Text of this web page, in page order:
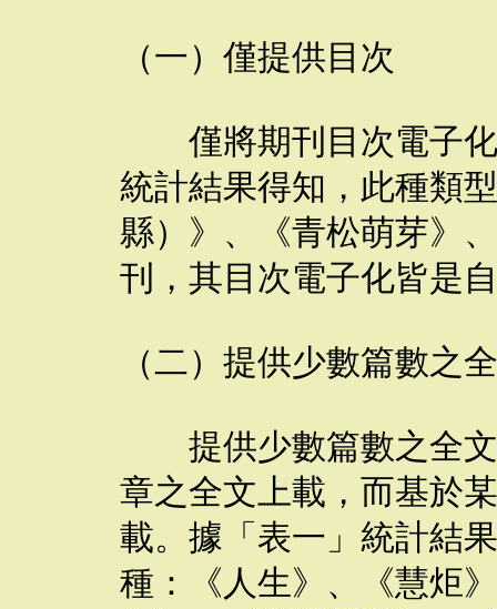
（一）僅提供目次
僅將期刊目次電子化
統計結果得知，此種類
縣）》、《青松萌芽》
刊，其目次電子化皆是
（二）提供少數篇數之
提供少數篇數之全文
章之全文上載，而基於
載。據「表一」統計結
種：《人生》、《慧炬